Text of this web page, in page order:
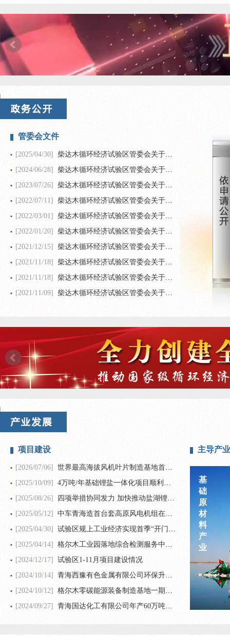
管委会文件
[2025/04/30] 柴达木循环经济试验区管委会关于德令哈工业园大气环境网格化精准监测 （大气污染防治预警）系统建设项目立项的批复
[2024/06/28] 柴达木循环经济试验区管委会关于印发《试验区环境保护检查要点清单》 《试验区安全生产检查要点清单》的通知
[2023/07/26] 柴达木循环经济试验区管委会关于印发《试验区管委会加强财政资金支出审批管理的意见》的通知
[2022/07/11] 柴达木循环经济试验区管委会关于印发《试验区“服务企业首席专员”工作方案》的通知
[2022/03/01] 柴达木循环经济试验区管委会关于孟克那仁同志任职的通知
[2022/01/20]柴达木循环经济试验区管委会关于甘光兴、严雄仲同志任职的通知
[2021/12/15] 柴达木循环经济试验区管委会关于袁生明、赵毅同志任职的通知
[2021/11/18] 柴达木循环经济试验区管委会关于祁海湛同志任职的通知
[2021/11/18] 柴达木循环经济试验区管委会关于李世科同志任职的通知
[2021/11/09] 柴达木循环经济试验区管委会关于彭彦鹏同志免职的通知
项目建设
[2026/07/06] 世界最高海拔风机叶片制造基地首支叶片在格尔木工业园（昆仑经济技术开发区）成功下线
[2025/10/09] 4万吨/年基础锂盐一体化项目顺利投产
[2025/08/26]
四项举措协同发力 加快推动盐湖锂产业高质量发展
[2025/05/12] 中车青海造首台套高原风电机组在中车德令哈新能源装备制造产业园成功下线
[2025/04/30] 试验区规上工业经济实现首季“开门红”
[2025/04/14]格尔木工业园落地综合检测服务中心项目
[2024/12/17] 试验区1-11月项目建设情况
[2024/10/14] 青海西豫有色金属有限公司环保升级及多金属综合循环利用改造项目顺利投料试生产
[2024/10/12] 格尔木零碳能源装备制造基地一期高海拔智能风机工厂项目开工建设
[2024/09/27] 青海国达化工有限公司年产60万吨钾肥复合造粒及20万吨微量元素水溶肥项目开工
主导产业
基
础
原
材
料
产
业